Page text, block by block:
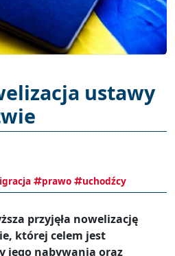
ustawy
prawo uchodźcy
przyjęła nowelizację
której celem jest
jego nabywania oraz